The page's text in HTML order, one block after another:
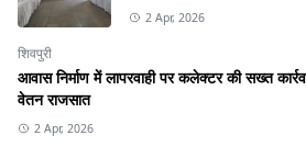
2 Apr, 2026
शिवपुरी
आवास निर्माण में लापरवाही पर कलेक्टर की सख्त
वेतन राजसात
2 Apr, 2026